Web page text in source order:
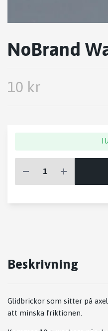
NoBrand
10 kr
I
Beskrivning
Glidbrickor som sitter på
att minska friktionen.